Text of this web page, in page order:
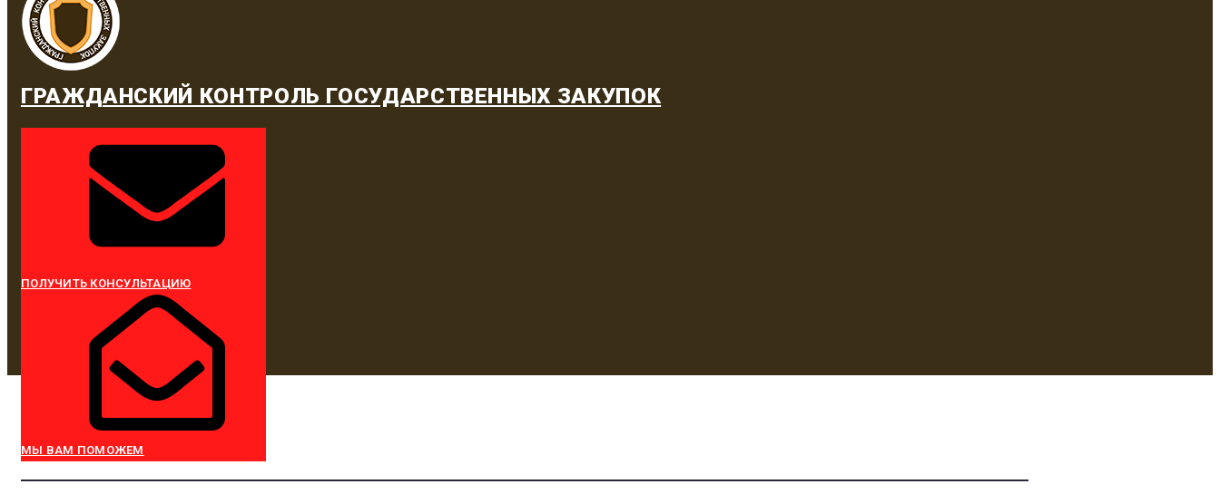
ГРАЖДАНСКИЙ КОНТРОЛЬ ГОСУДАРСТВЕННЫХ ЗАКУПОК
ПОЛУЧИТЬ КОНСУЛЬТАЦИЮ
МЫ ВАМ ПОМОЖЕМ